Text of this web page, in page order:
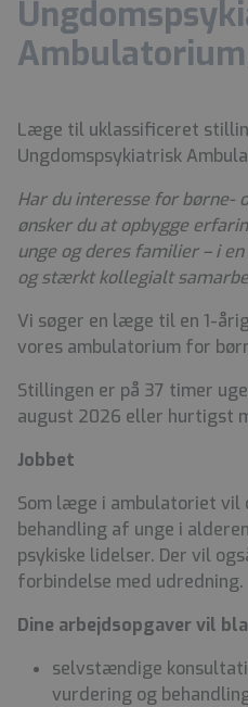
Læge til uklassificeret
Ungdomspsykiatrisk
Har du interesse for børne-
ønsker du at opbygge
unge og deres familier – i
og stærkt kollegialt
Vi søger en læge til en 1-
vores ambulatorium for
Stillingen er på 37 timer
august 2026 eller hurtigst
Jobbet
Som læge i ambulatoriet
behandling af unge i
psykiske lidelser. Der vil
forbindelse med udredning.
Dine arbejdsopgaver vil
selvstændige
vurdering og